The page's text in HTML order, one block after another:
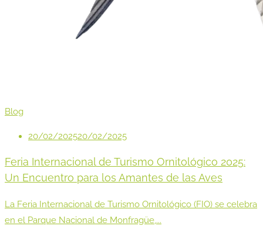
Blog
20/02/202520/02/2025
Feria Internacional de Turismo Ornitológico 2025:
Un Encuentro para los Amantes de las Aves
La Feria Internacional de Turismo Ornitológico (FIO) se celebra
en el Parque Nacional de Monfragüe,...